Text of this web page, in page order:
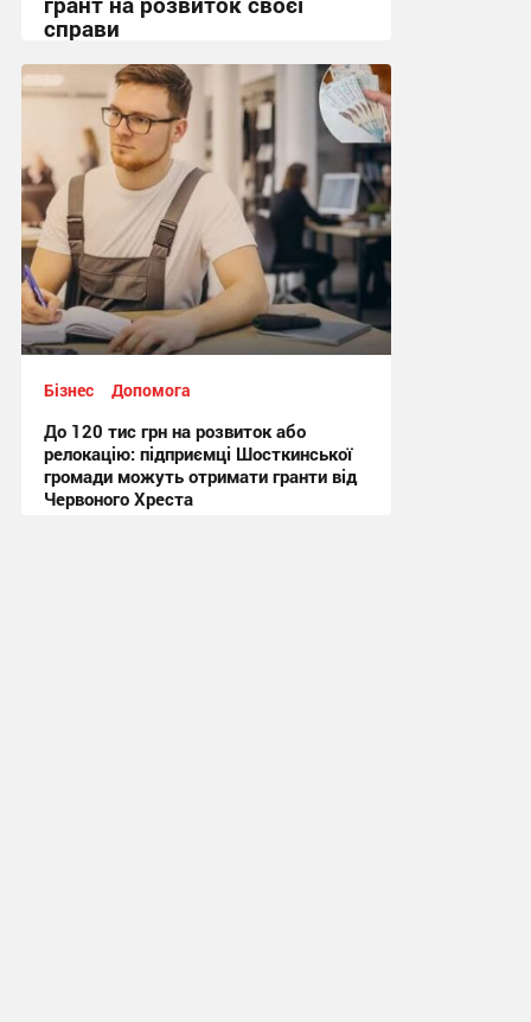
справи
13:04, 11.07.2026
Бізнес Допомога
До 120 тис грн на розвиток або
релокацію: підприємці Шосткинської
громади можуть отримати гранти від
Червоного Хреста